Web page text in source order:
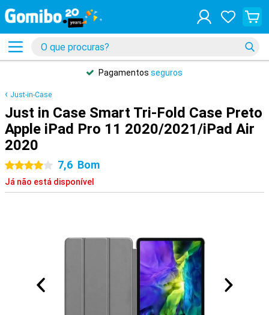
Pagamentos seguros
Just-in-Case
Just in Case Smart Tri-Fold Case Preto
Apple iPad Pro 11 2020/2021/iPad Air
2020
4 estrelas
7,6 Bom
Já não está disponível